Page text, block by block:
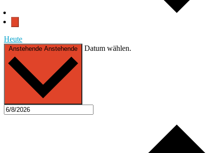
Heute
Anstehende Anstehende Datum wählen.